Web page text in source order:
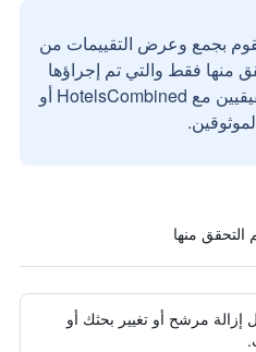
بجمع وعرض التقييمات من
منها فقط والتي تم إجراؤها
بواسطة مستخدمين حقيقيين مع HotelsCombined أو
إزالة مرشح أو تغيير بحثك أو